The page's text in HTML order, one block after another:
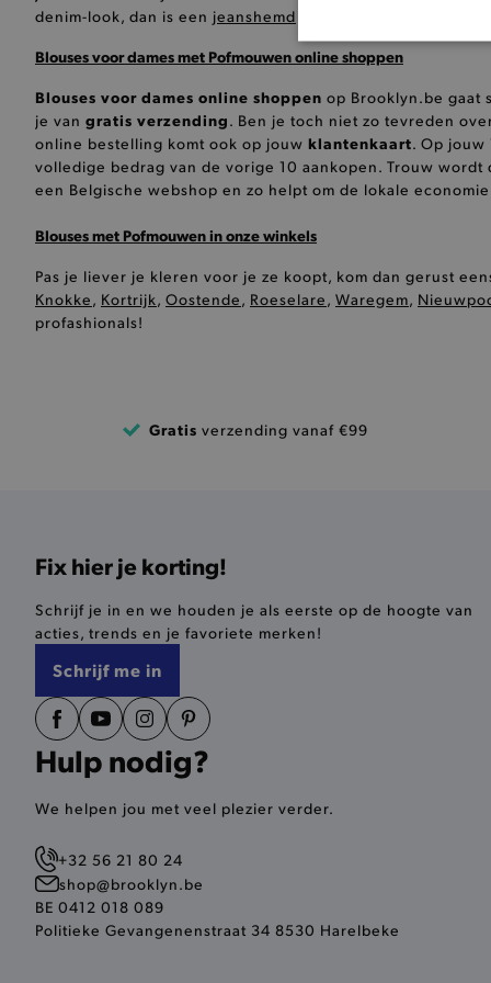
denim-look, dan is een jeanshemd
Blouses voor dames met Pofmouwen online shoppen
Blouses voor dames online shoppen op Brooklyn.be gaat
je van gratis verzending. Ben je toch niet zo tevreden
online bestelling komt ook op jouw klantenkaart. Op jouw
volledige bedrag van de vorige 10 aankopen. Trouw
een Belgische webshop en zo helpt om de lokale
Blouses met Pofmouwen in onze winkels
Pas je liever je kleren voor je ze koopt, kom dan gerust
Knokke , Kortrijk, Oostende , Roeselare , Waregem,
profashionals!
Gratis verzending vanaf €99
Fix hier je korting!
Schrijf je in en we houden je als eerste op de hoogte van
acties, trends en je favoriete merken!
Schrijf me in
Hulp nodig?
We helpen jou met veel plezier verder.
+32 56 21 80 24
shop@brooklyn.be
BE 0412 018 089
Politieke Gevangenenstraat 34 8530 Harelbeke
De strikt noodzakelijke
product-added-modal
mage-cache-sessid